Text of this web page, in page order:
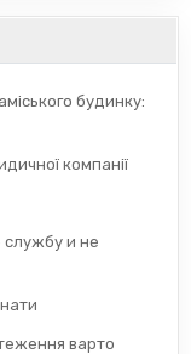
будинку:
компанії
службу и не
варто